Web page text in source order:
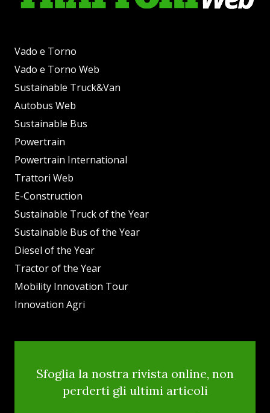
Vado e Torno
Vado e Torno Web
Sustainable Truck&Van
Autobus Web
Sustainable Bus
Powertrain
Powertrain International
Trattori Web
E-Construction
Sustainable Truck of the Year
Sustainable Bus of the Year
Diesel of the Year
Tractor of the Year
Mobility Innovation Tour
Innovation Agri
Sfoglia la nostra rivista online, non
perderti gli ultimi articoli